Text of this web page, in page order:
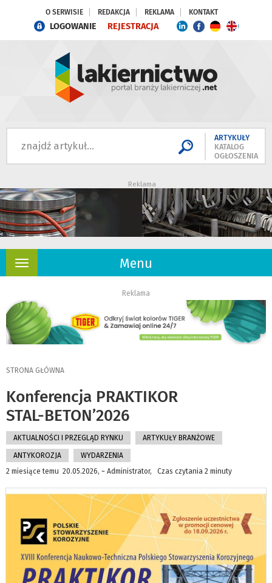
O SERWISIE REDAKCJA REKLAMA KONTAKT
LOGOWANIE REJESTRACJA
ARTYKUŁY
KATALOG
OGŁOSZENIA
Reklama
Menu
Rozwiń
Reklama
STRONA GŁÓWNA
Konferencja PRAKTIKOR
STAL-BETON’2026
AKTUALNOŚCI I PRZEGLĄD RYNKU ARTYKUŁY BRANŻOWE
ANTYKOROZJA
WYDARZENIA
2 miesiące temu 20.05.2026, ~ Administrator, Czas czytania 2 minuty